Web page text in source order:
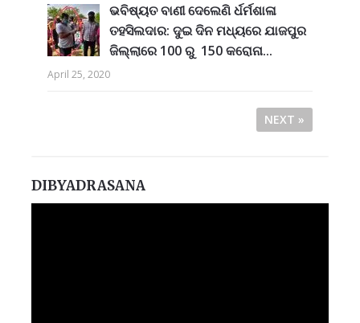
ଭବିଷ୍ୟତ ବାଣୀ ଦେଲେଣି ର୍ଧର୍ମଶାଳା
ତହସିଲଦାର: ଦୁଇ ଦିନ ମଧ୍ୟରେ ଯାଜପୁର
ଜିଲ୍ଲାରେ 100 ରୁ 150 କରୋନା...
April 25, 2020
NEXT »
DIBYADRASANA